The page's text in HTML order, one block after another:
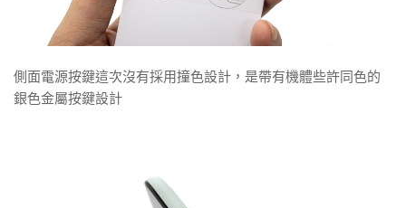
側面電源按鍵這次沒有採用撞色設計，是帶有機體些許同色的
銀色金屬按鍵設計